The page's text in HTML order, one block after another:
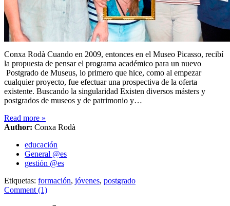
Conxa Rodà Cuando en 2009, entonces en el Museo Picasso, recibí
la propuesta de pensar el programa académico para un nuevo
Postgrado de Museus, lo primero que hice, como al empezar
cualquier proyecto, fue efectuar una prospectiva de la oferta
existente. Buscando la singularidad Existen diversos másters y
postgrados de museos y de patrimonio y…
Read more »
Author: Conxa Rodà
educación
General @es
gestión @es
Etiquetas: formación, jóvenes, postgrado
Comment (1)